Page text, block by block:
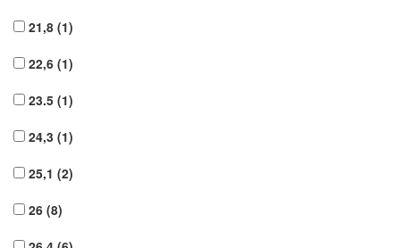
21,8 (1)
22,6 (1)
23.5 (1)
24,3 (1)
25,1 (2)
26 (8)